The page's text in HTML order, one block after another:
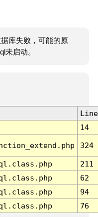
库失败，可能的原
未启动。
Line
14
324
211
62
94
76